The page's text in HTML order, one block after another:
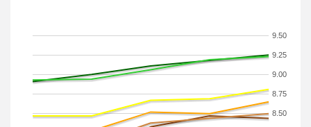
8.50
8.75
9.00
9.25
9.50